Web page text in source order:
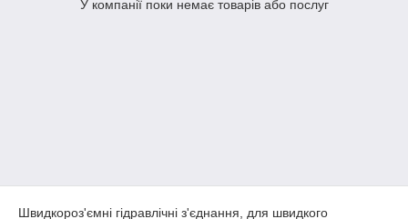
У компанії поки немає товарів або послуг
Швидкороз'ємні гідравлічні з'єднання, для швидкого